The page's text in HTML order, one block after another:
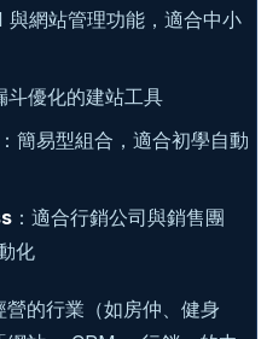
與網站管理功能，適合中小
斗優化的建站工具
簡易型組合，適合初學自動
：適合行銷公司與銷售團
化
的行業（如房仲、健身